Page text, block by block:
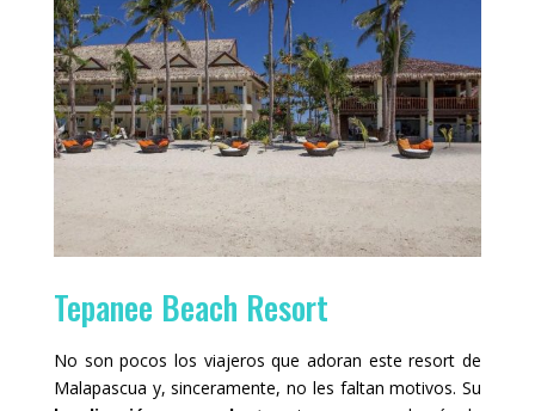
Tepanee Beach Resort
No son pocos los viajeros que adoran este resort de
Malapascua y, sinceramente, no les faltan motivos. Su